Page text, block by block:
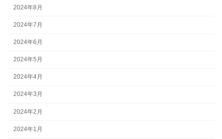
2024年8月
2024年7月
2024年6月
2024年5月
2024年4月
2024年3月
2024年2月
2024年1月